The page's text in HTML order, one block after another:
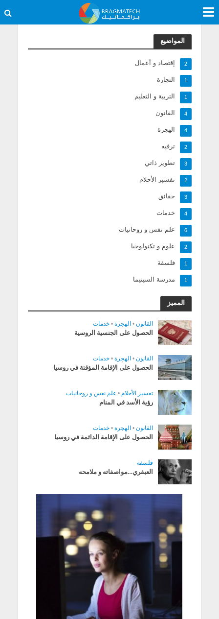
المواضيع
إقتصاد و أعمال 2
التجارة 1
التربية و التعليم 1
القانون 4
الهجرة 4
ترفيه 2
تطوير ذاتي 3
تفسير الأحلام 2
حقائق 3
خدمات 4
علم نفس و روحانيات 6
علوم و تكنولوجيا 2
فلسفة 1
مدرسة السينيما 1
المميز
القانون • الهجرة • خدمات
الحصول على الجنسية الروسية
القانون • الهجرة • خدمات
الحصول على الإقامة المؤقتة في روسيا
تفسير الأحلام • علم نفس و روحانيات
رؤية الأسد في المنام
القانون • الهجرة • خدمات
الحصول على الإقامة الدائمة في روسيا
فلسفة
العبقري…مواصفاته و ملامحه